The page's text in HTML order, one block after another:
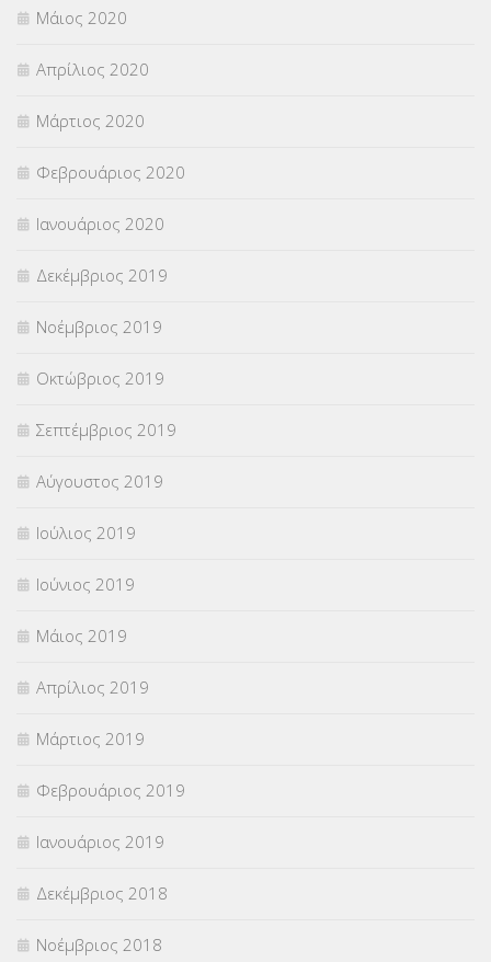
Μάιος 2020
Απρίλιος 2020
Μάρτιος 2020
Φεβρουάριος 2020
Ιανουάριος 2020
Δεκέμβριος 2019
Νοέμβριος 2019
Οκτώβριος 2019
Σεπτέμβριος 2019
Αύγουστος 2019
Ιούλιος 2019
Ιούνιος 2019
Μάιος 2019
Απρίλιος 2019
Μάρτιος 2019
Φεβρουάριος 2019
Ιανουάριος 2019
Δεκέμβριος 2018
Νοέμβριος 2018